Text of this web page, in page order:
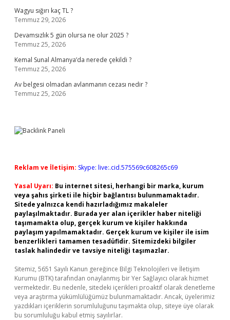
Wagyu sığırı kaç TL ?
Temmuz 29, 2026
Devamsızlık 5 gün olursa ne olur 2025 ?
Temmuz 25, 2026
Kemal Sunal Almanya’da nerede çekildi ?
Temmuz 25, 2026
Av belgesi olmadan avlanmanın cezası nedir ?
Temmuz 25, 2026
Reklam ve İletişim: Skype: live:.cid.575569c608265c69
Yasal Uyarı: Bu internet sitesi, herhangi bir marka, kurum
veya şahıs şirketi ile hiçbir bağlantısı bulunmamaktadır.
Sitede yalnızca kendi hazırladığımız makaleler
paylaşılmaktadır. Burada yer alan içerikler haber niteliği
taşımamakta olup, gerçek kurum ve kişiler hakkında
paylaşım yapılmamaktadır. Gerçek kurum ve kişiler ile isim
benzerlikleri tamamen tesadüfidir. Sitemizdeki bilgiler
taslak halindedir ve tavsiye niteliği taşımazlar.
Sitemiz, 5651 Sayılı Kanun gereğince Bilgi Teknolojileri ve İletişim
Kurumu (BTK) tarafından onaylanmış bir Yer Sağlayıcı olarak hizmet
vermektedir. Bu nedenle, sitedeki içerikleri proaktif olarak denetleme
veya araştırma yükümlülüğümüz bulunmamaktadır. Ancak, üyelerimiz
yazdıkları içeriklerin sorumluluğunu taşımakta olup, siteye üye olarak
bu sorumluluğu kabul etmiş sayılırlar.